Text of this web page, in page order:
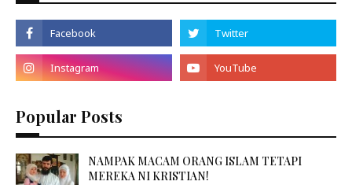
Popular Posts
NAMPAK MACAM ORANG ISLAM TETAPI
MEREKA NI KRISTIAN!